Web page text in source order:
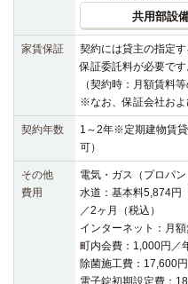
共用部設
家賃保証
契約には貸主の指定
保証委託料が必要です
（契約時：月額賃料
※なお、保証会社およ
契約年数
1～2年※定期建物賃
可）
その他
費用
電気・ガス（プロパ
水道：基本料5,874円
／2ヶ月（税込）
インターネット：月
町内会費：1,000円／
除菌施工費：17,600
電子錠初期設定費：